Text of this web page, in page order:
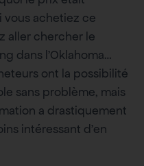
vous achetiez ce
aller chercher le
dans l’Oklahoma…
ont la possibilité
sans problème, mais
a drastiquement
intéressant d’en